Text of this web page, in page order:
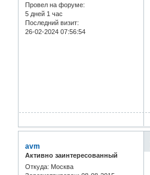
Провел на форуме:
5 дней 1 час
Последний визит:
26-02-2024 07:56:54
avm
Активно заинтересованный
Откуда: Москва